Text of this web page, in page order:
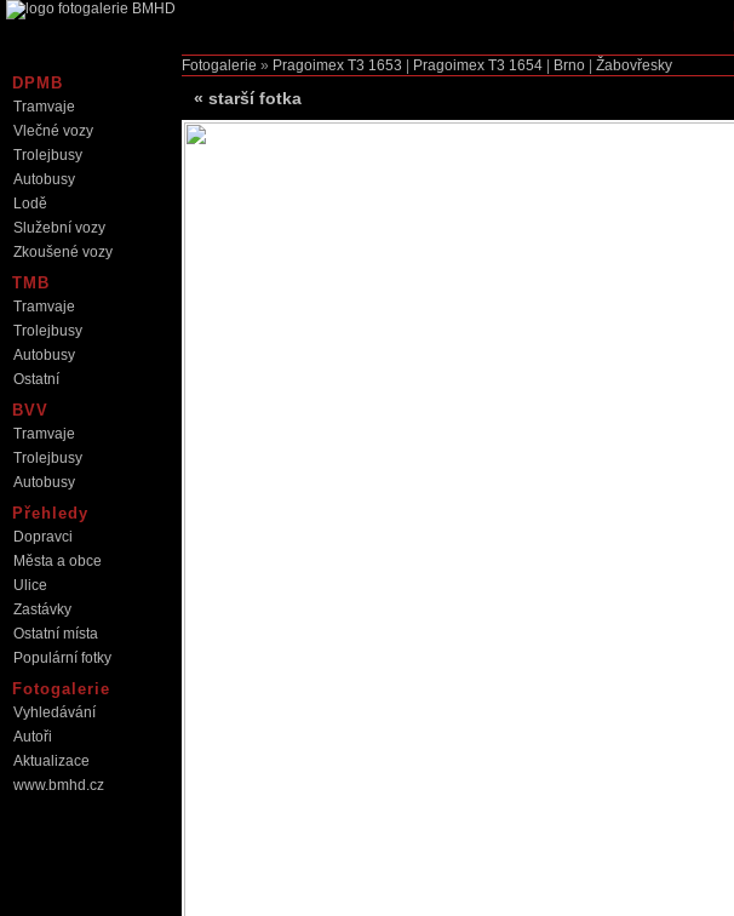
Fotogalerie » Pragoimex T3 1653 Pragoimex T3 1654 Brno Žabovřesky
« starší fotka
DPMB
Tramvaje
Vlečné vozy
Trolejbusy
Autobusy
Lodě
Služební vozy
Zkoušené vozy
TMB
Tramvaje
Trolejbusy
Autobusy
Ostatní
BVV
Tramvaje
Trolejbusy
Autobusy
Přehledy
Dopravci
Města a obce
Ulice
Zastávky
Ostatní místa
Populární fotky
Fotogalerie
Vyhledávání
Autoři
Aktualizace
www.bmhd.cz